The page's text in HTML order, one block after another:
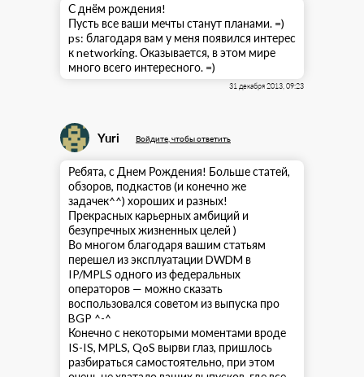
С днём рождения!
Пусть все ваши мечты станут планами. =)
ps: благодаря вам у меня появился интерес
к networking. Оказывается, в этом мире
много всего интересного. =)
31 декабря 2013, 09:23
Yuri Войдите, чтобы ответить
Ребята, с Днем Рождения! Больше статей,
обзоров, подкастов (и конечно же
задачек^^) хороших и разных!
Прекрасных карьерных амбиций и
безупречных жизненных целей )
Во многом благодаря вашим статьям
перешел из эксплуатации DWDM в
IP/MPLS одного из федеральных
операторов — можно сказать
воспользовался советом из выпуска про
BGP ^-^
Конечно с некоторыми моментами вроде
IS-IS, MPLS, QoS вырви глаз, пришлось
разбираться самостоятельно, при этом